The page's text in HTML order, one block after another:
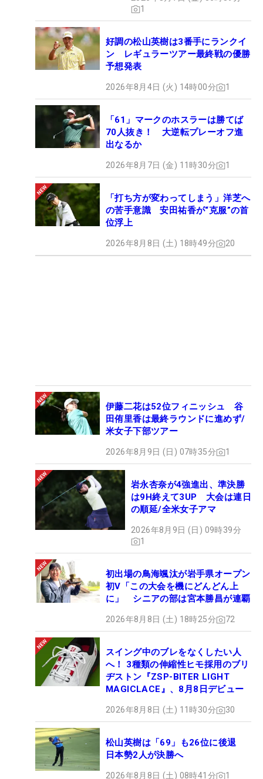
1
好調の松山英樹は3番手にランクイ
ン レギュラーツアー最終戦の優勝
予想発表
2026年8月4日 (火) 14時00分 1
「61」マークのホスラーは勝てば
70人抜き！ 大逆転プレーオフ進
出なるか
2026年8月7日 (金) 11時30分 1
「打ち方が変わってしまう」洋芝へ
の苦手意識 安田祐香が“克服”の首
位浮上
2026年8月8日 (土) 18時49分 20
伊藤二花は52位フィニッシュ 谷
田侑里香は最終ラウンドに進めず/
米女子下部ツアー
2026年8月9日 (日) 07時35分 1
岩永杏奈が4強進出、準決勝
は9H終えて3UP 大会は連日
の順延/全米女子アマ
2026年8月9日 (日) 09時39分
1
初出場の鳥海颯汰が岩手県オープン
初V「この大会を機にどんどん上
に」 シニアの部は宮本勝昌が連覇
2026年8月8日 (土) 18時25分 72
スイング中のブレをなくしたい人
へ！ 3種類の伸縮性ヒモ採用のブリ
ヂストン『ZSP-BITER LIGHT
MAGICLACE』、8月8日デビュー
2026年8月8日 (土) 11時30分 30
松山英樹は「69」も26位に後退
日本勢2人が決勝へ
2026年8月8日 (土) 08時41分 1